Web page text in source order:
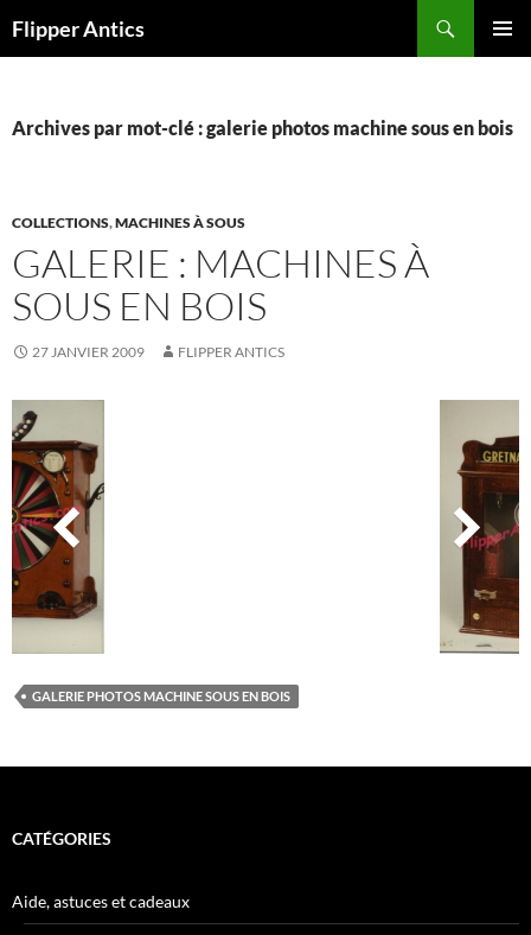
auFlipper Antics
Archives par mot-clé : galerie photos machine sous en bois
COLLECTIONS,MACHINES À SOUS
GALERIE : MACHINES À
SOUS EN BOIS
27 JANVIER 2009 FLIPPER ANTICS
GALERIE PHOTOS MACHINE SOUS EN BOIS
CATÉGORIES
Aide, astuces et cadeaux